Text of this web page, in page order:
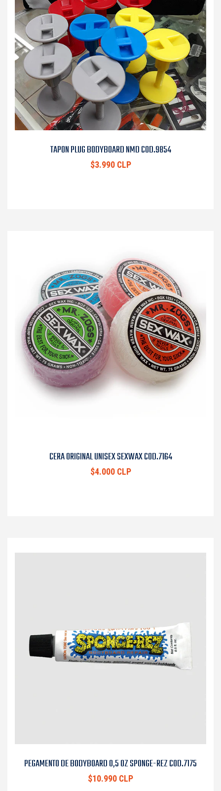
TAPON PLUG BODYBOARD NMD COD.9854
$3.990 CLP
CERA ORIGINAL UNISEX SEXWAX COD.7164
$4.000 CLP
PEGAMENTO DE BODYBOARD 0,5 OZ SPONGE-REZ COD.7175
$10.990 CLP